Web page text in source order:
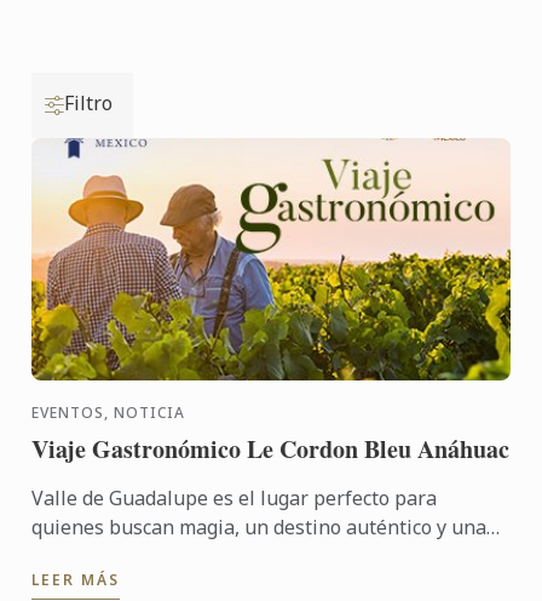
Filtro
EVENTOS, NOTICIA
Viaje Gastronómico Le Cordon Bleu Anáhuac
Valle de Guadalupe es el lugar perfecto para
quienes buscan magia, un destino auténtico y una
comida y el ...
LEER MÁS